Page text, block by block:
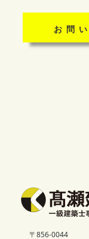
お問
〒856-0044